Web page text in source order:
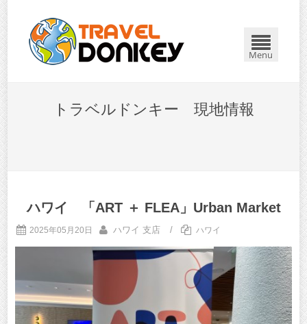
Menu
トラベルドンキー 現地情報
ハワイ 「ART ＋ FLEA」Urban Market
2025年05月20日 ハワイ 支店 / ハワイ